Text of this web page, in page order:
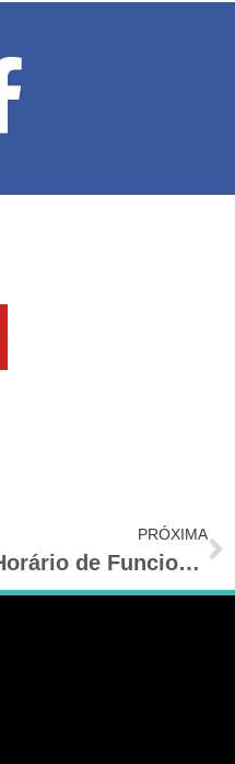
PRÓXIMA
Horário de Funcionamento Dia de São João – 24/06/2017